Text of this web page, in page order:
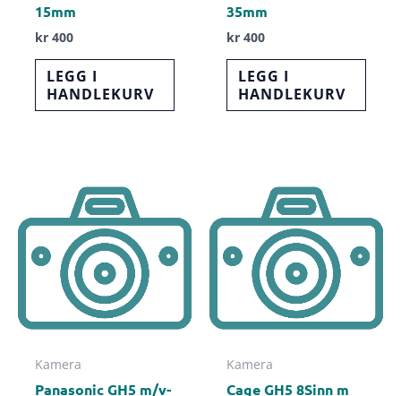
15mm
kr 400
LEGG I
HANDLEKURV
35mm
kr 400
LEGG I
HANDLEKURV
Kamera
Panasonic GH5 m/v-
Kamera
Cage GH5 8Sinn m